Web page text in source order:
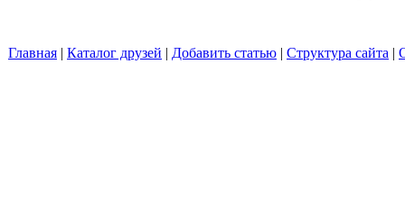
Главная | Каталог друзей | Добавить статью | Структура сайта |